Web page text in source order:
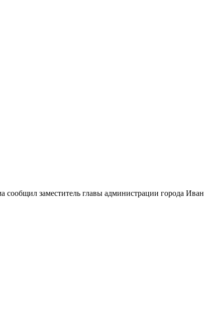
заместитель главы администрации города Иван